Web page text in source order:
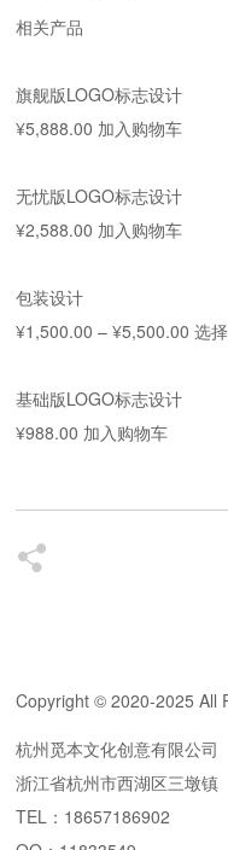
相关产品
旗舰版LOGO标志设计
¥5,888.00 加入购物车
无忧版LOGO标志设计
¥2,588.00 加入购物车
包装设计
¥1,500.00 –¥5,500.00 选
基础版LOGO标志设计
¥988.00 加入购物车
Copyright © 2020-2025 All
杭州觅本文化创意有限公司
浙江省杭州市西湖区三墩镇
TEL：18657186902